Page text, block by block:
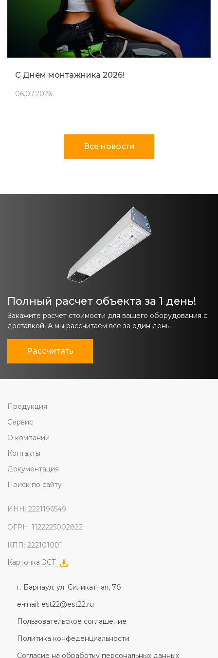
С Днём монтажника 2026!
06.07.2026
Все новости
Полный расчет объекта за 1 день!
Закажите расчет стоимости для вашего оборудования с
доставкой. А мы рассчитаем все за один день.
Рассчитать
Продукция
Сервис
О компании
Контакты
Документация
Поиск по сайту
ИНН: 2221196549
ОГРН: 1122225002822
КПП: 222101001
Карточка ЭСТ
г. Барнаул, ул. Силикатная, 7б
e-mail: est22@est22.ru
Пользовательское соглашение
Политика конфеденциальности
Согласие на обработку персональных данных